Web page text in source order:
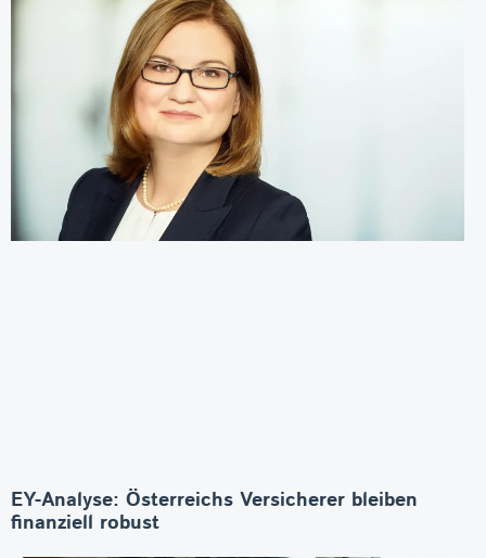
EY-Analyse: Österreichs Versicherer bleiben
finanziell robust